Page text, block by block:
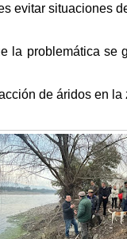
evitar situaciones
la problemática
de áridos en